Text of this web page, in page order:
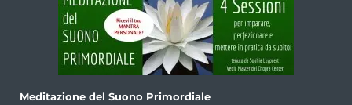
Meditazione del Suono Primordiale